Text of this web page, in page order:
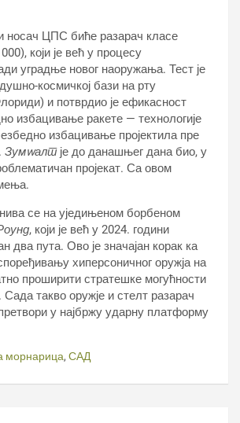
носач ЦПС биће разарач класе
који је већ у процесу
уградње новог наоружања. Тест је
космичкој бази на рту
и потврдио је ефикасност
избацивање ракете — технологије
избацивање пројектила пре
Зумwалтје до данашњег дана био, у
пројекат. Са овом
се на уједињеном борбеном
, који је већ у 2024. години
два пута. Ово је значајан корак ка
хиперсоничног оружја на
проширити стратешке могућности
Сада такво оружје и стелт разарач
у најбржу ударну платформу
морнарица, САД